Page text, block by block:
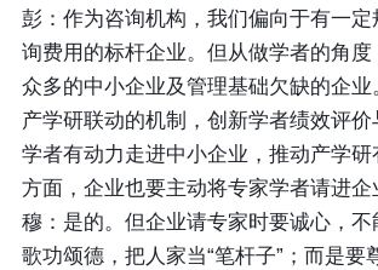
彭：作为咨询机构，我们偏向于有一
询费用的标杆企业。但从做学者的角
众多的中小企业及管理基础欠缺的企
产学研联动的机制，创新学者绩效评
学者有动力走进中小企业，推动产学
方面，企业也要主动将专家学者请进企
穆：是的。但企业请专家时要诚心，
歌功颂德，把人家当“笔杆子”；而是要